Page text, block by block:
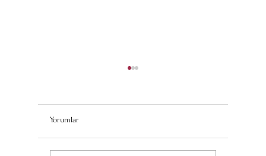
Yorumlar